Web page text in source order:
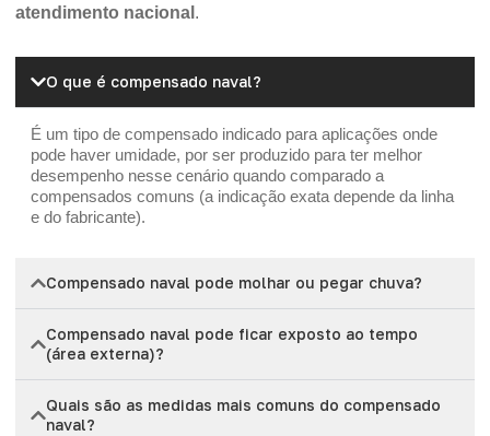
atendimento nacional .
O que é compensado naval?
É um tipo de compensado indicado para aplicações onde
pode haver umidade, por ser produzido para ter melhor
desempenho nesse cenário quando comparado a
compensados comuns (a indicação exata depende da linha
e do fabricante).
Compensado naval pode molhar ou pegar chuva?
Compensado naval pode ficar exposto ao tempo
(área externa)?
Quais são as medidas mais comuns do compensado
naval?